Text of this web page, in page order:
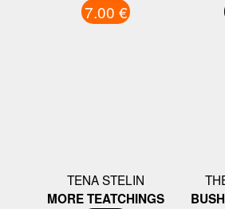
7.00 €
TENA STELIN
MORE TEATCHINGS